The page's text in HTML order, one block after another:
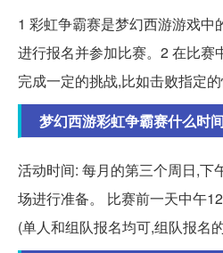
1 彩虹争霸赛是梦幻西游游戏中
进行报名并参加比赛。2 在比赛
完成一定的挑战,比如击败指定的
梦幻西游彩虹争霸赛什么时
活动时间: 每月的第三个周日,
场进行准备。 比赛前一天中午
(单人和组队报名均可,组队报名